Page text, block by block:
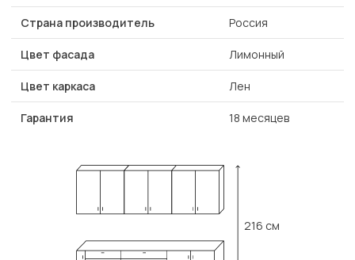
Страна производитель Россия
Цвет фасада Лимонный
Цвет каркаса Лен
Гарантия 18 месяцев
216 см